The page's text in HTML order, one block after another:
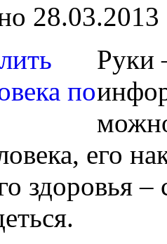
28.03.2013
Руки
его
здоровья